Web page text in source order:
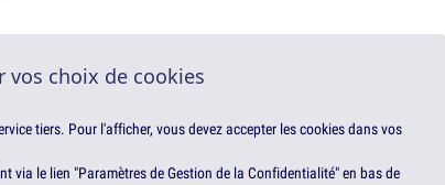
vos choix de cookies
tiers. Pour l'afficher, vous devez accepter les cookies dans vos
via le lien "Paramètres de Gestion de la Confidentialité" en bas de